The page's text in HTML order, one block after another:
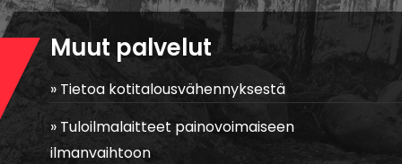
Muut palvelut
Tietoa kotitalousvähennyksestä
Tuloilmalaitteet painovoimaiseen
ilmanvaihtoon